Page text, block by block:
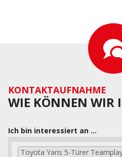
KONTAKTAUFNAHME
WIE KÖNNEN WIR
Ich bin interessiert an ...